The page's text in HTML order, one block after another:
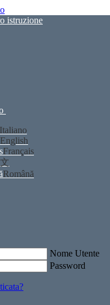
Italiano
English
Français
Română
Nome Utente
Password